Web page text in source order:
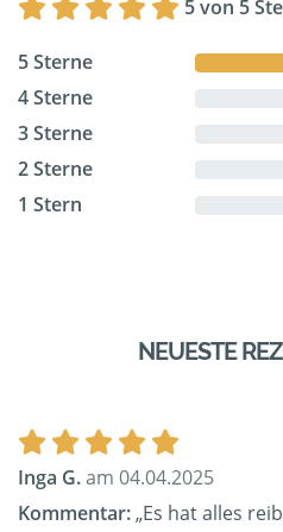
5 von 5
5 Sterne
4 Sterne
3 Sterne
2 Sterne
1 Stern
NEUESTE
Inga G.am 04.04.2025
Kommentar:„Es hat alles